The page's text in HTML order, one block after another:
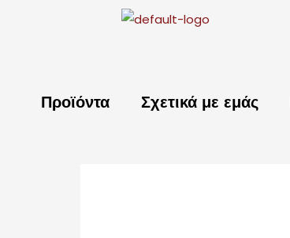
Προϊόντα Σχετικά με εμάς